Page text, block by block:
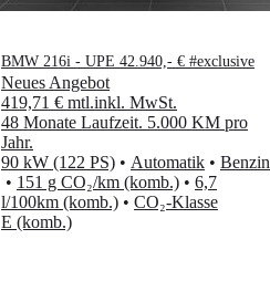
BMW 216i - UPE 42.940,- € #exclusive
Neues Angebot
419,71 € mtl.inkl. MwSt.
48 Monate Laufzeit. 5.000 KM pro
Jahr.
90 kW (122 PS) • Automatik • Benzin
• 151 g CO₂/km (komb.) • 6,7
l/100km (komb.) • CO₂-Klasse
E (komb.)